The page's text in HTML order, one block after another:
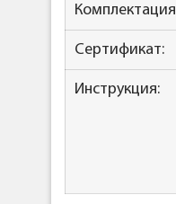
Комплектация
Сертификат:
Инструкция: